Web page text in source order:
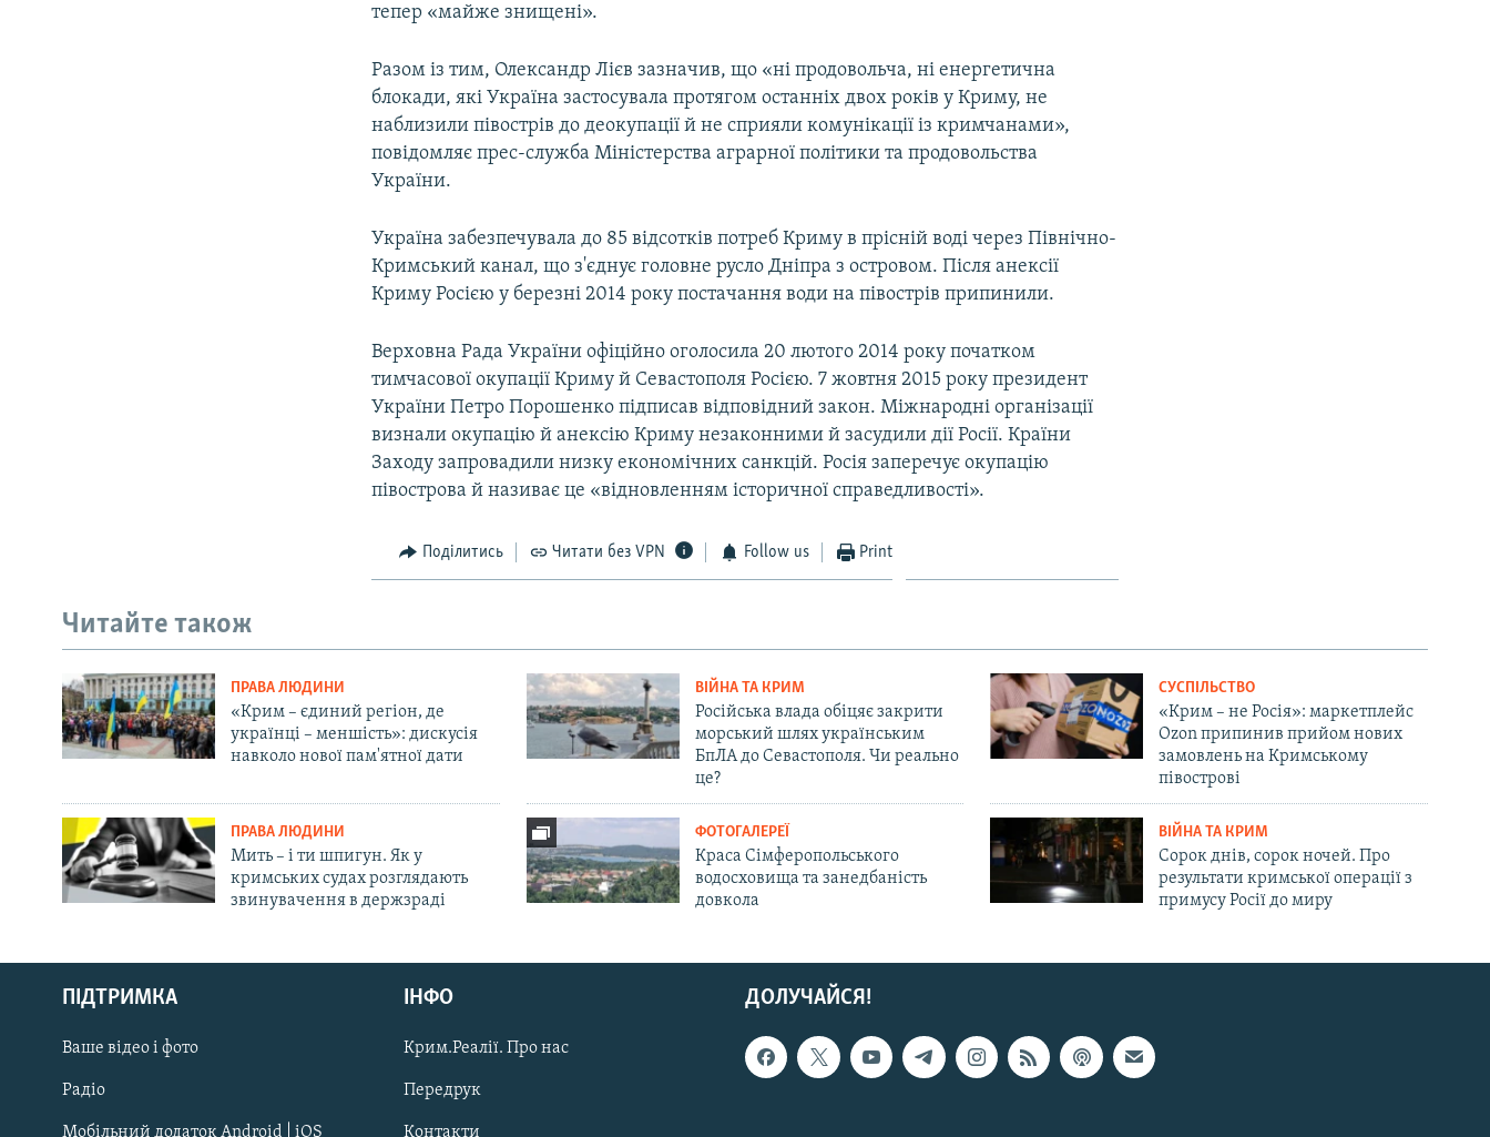
Русский
Qırımtatar
ДОЛУЧАЙСЯ!
тепер «майже знищені».
Разом із тим, Олександр Лієв зазначив, що «ні продовольча, ні енергетична
блокади, які Україна застосувала протягом останніх двох років у Криму, не
наблизили півострів до деокупації й не сприяли комунікації із кримчанами»,
повідомляє прес-служба Міністерства аграрної політики та продовольства
України.
Україна забезпечувала до 85 відсотків потреб Криму в прісній воді через Північно-
Кримський канал, що з'єднує головне русло Дніпра з островом. Після анексії
Криму Росією у березні 2014 року постачання води на півострів припинили.
Верховна Рада України офіційно оголосила 20 лютого 2014 року початком
тимчасової окупації Криму й Севастополя Росією. 7 жовтня 2015 року президент
України Петро Порошенко підписав відповідний закон. Міжнародні організації
визнали окупацію й анексію Криму незаконними й засудили дії Росії. Країни
Заходу запровадили низку економічних санкцій. Росія заперечує окупацію
півострова й називає це «відновленням історичної справедливості».
Поділитись Читати без VPN Follow us Print
Читайте також
ПРАВА ЛЮДИНИ
«Крим – єдиний регіон, де
українці – меншість»: дискусія
навколо нової пам'ятної дати
ВІЙНА ТА КРИМ
Російська влада обіцяє закрити
морський шлях українським
БпЛА до Севастополя. Чи реально
це?
СУСПІЛЬСТВО
«Крим – не Росія»: маркетплейс
Ozon припинив прийом нових
замовлень на Кримському
півострові
ПРАВА ЛЮДИНИ
Мить – і ти шпигун. Як у
кримських судах розглядають
звинувачення в держзраді
ФОТОГАЛЕРЕЇ
Краса Сімферопольського
водосховища та занедбаність
довкола
ВІЙНА ТА КРИМ
Сорок днів, сорок ночей. Про
результати кримської операції з
примусу Росії до миру
ДОЛУЧАЙСЯ!
ПІДТРИМКА
Ваше відео і фото
Радіо
Мобільний додаток Android | iOS
ІНФО
Крим.Реалії. Про нас
Передрук
Контакти